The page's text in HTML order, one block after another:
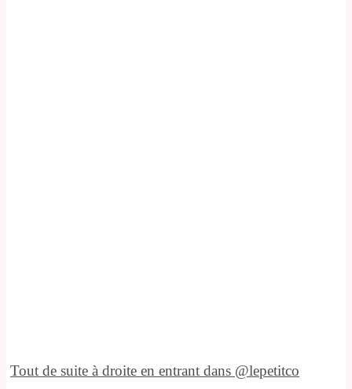
Tout de suite à droite en entrant dans @lepetitco